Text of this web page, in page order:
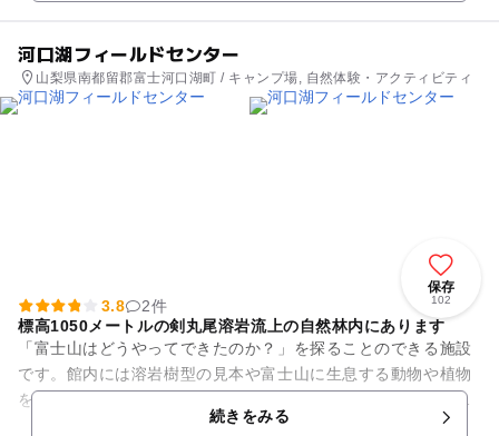
河口湖フィールドセンター
山梨県南都留郡富士河口湖町 / キャンプ場, 自然体験・アクティビティ
保存
102
3.8
2件
標高1050メートルの剣丸尾溶岩流上の自然林内にあります
「富士山はどうやってできたのか？」を探ることのできる施設
です。館内には溶岩樹型の見本や富士山に生息する動物や植物
を垂直分布で概観できる富士山の自然の豊かさを知ることがで
きるはず。工作が好きなお子...続きをみる